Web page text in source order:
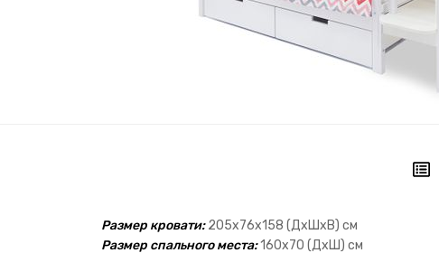
Размер кровати:205х76х158 (ДхШхВ) см
Размер спального места:160х70 (ДхШ) см